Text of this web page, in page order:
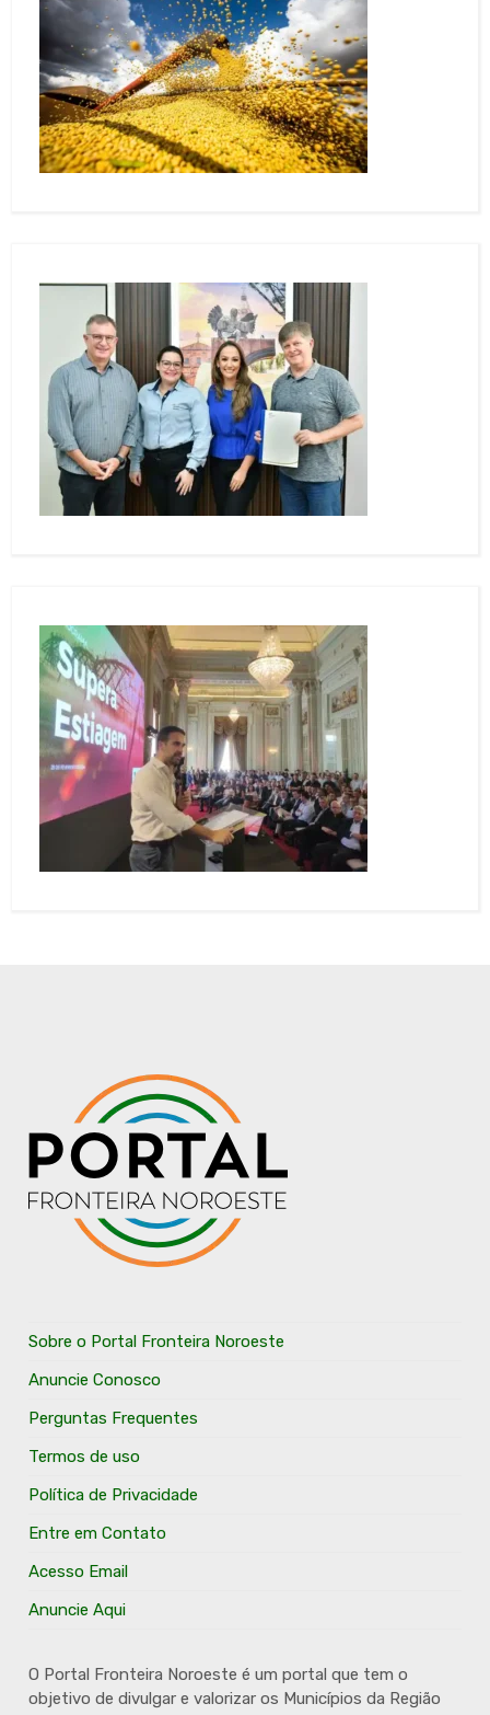
Sobre o Portal Fronteira Noroeste
Anuncie Conosco
Perguntas Frequentes
Termos de uso
Política de Privacidade
Entre em Contato
Acesso Email
Anuncie Aqui
O Portal Fronteira Noroeste é um portal que tem o
objetivo de divulgar e valorizar os Municípios da Região